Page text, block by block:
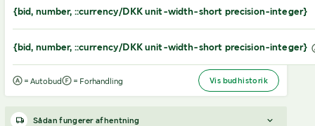
{bid, number, ::currency/DKK unit-width-short precision-integer}
{bid, number, ::currency/DKK unit-width-short precision-integer}
= Autobud = Forhandling Vis budhistorik
Sådan fungerer afhentning